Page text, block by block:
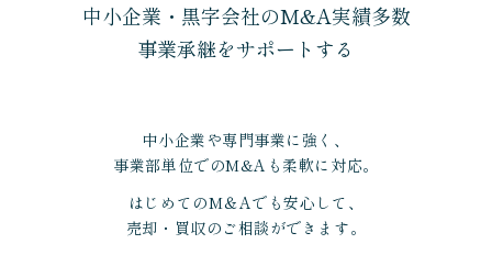
中小企業・黒字会社のM&A実績多数
事業承継をサポートする
中小企業や専門事業に強く、
事業部単位でのM&Aも柔軟に対応。
はじめてのM＆Aでも安心して、
売却・買収のご相談ができます。